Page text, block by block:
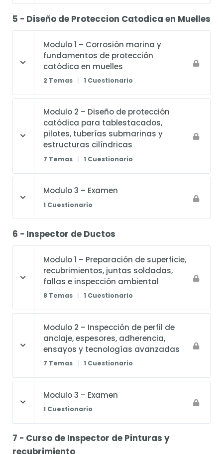
5 - Diseño de Proteccion Catodica en Muelles
Modulo 1 – Corrosión marina y
fundamentos de protección
catódica en muelles
2 Temas | 1 Cuestionario
Modulo 2 – Diseño de protección
catódica para tablestacados,
pilotes, tuberías submarinas y
estructuras cilíndricas
7 Temas | 1 Cuestionario
Modulo 3 – Examen
1 Cuestionario
6 - Inspector de Ductos
Modulo 1 – Preparación de superficie,
recubrimientos, juntas soldadas,
fallas e inspección ambiental
8 Temas | 1 Cuestionario
Modulo 2 – Inspección de perfil de
anclaje, espesores, adherencia,
ensayos y tecnologías avanzadas
7 Temas | 1 Cuestionario
Modulo 3 – Examen
1 Cuestionario
7 - Curso de Inspector de Pinturas y